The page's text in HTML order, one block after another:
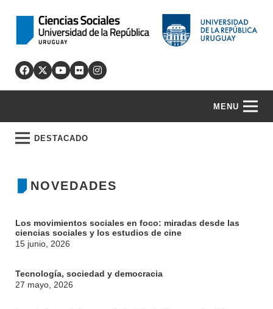
MENU
DESTACADO
NOVEDADES
Los movimientos sociales en foco: miradas desde las
ciencias sociales y los estudios de cine
15 junio, 2026
Tecnología, sociedad y democracia
27 mayo, 2026